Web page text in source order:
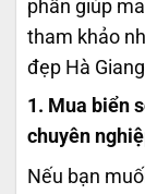
phần giúp
tham khảo
đẹp Hà
1. Mua biển
chuyên
Nếu bạn